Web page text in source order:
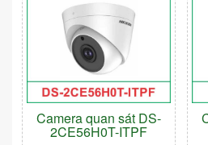
Camera quan sát DS-
2CE56H0T-ITPF